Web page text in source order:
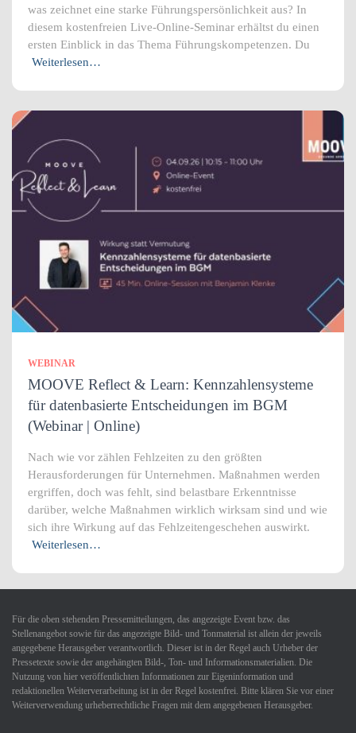
was zeichnet eine starke Führungspersönlichkeit aus? In
diesem kostenfreien Live-Online-Seminar erhältst du einen
ersten Einblick in das Thema Führungskompetenzen. Du
Weiterlesen…
WEBINAR
MOOVE Reflect & Learn: Kennzahlensysteme
für datenbasierte Entscheidungen im BGM
(Webinar | Online)
Nach wie vor zählen Fehlzeiten zu den größten
Herausforderungen für Unternehmen. Maßnahmen werden
ergriffen, doch was fehlt, sind belastbare Erkenntnisse
darüber, welche Maßnahmen wirklich wirksam sind und wie
sich ihre Wirkung auf das Fehlzeitengeschehen auswirkt.
Weiterlesen…
Für die oben stehenden Pressemitteilungen, das angezeigte Event bzw. das
Stellenangebot sowie für das angezeigte Bild- und Tonmaterial ist allein der jeweils
angegebene Herausgeber verantwortlich. Dieser ist in der Regel auch Urheber der
Pressetexte sowie der angehängten Bild-, Ton- und Informationsmaterialien. Die
Nutzung von hier veröffentlichten Informationen zur Eigeninformation und
redaktionellen Weiterverarbeitung ist in der Regel kostenfrei. Bitte klären Sie vor einer
Weiterverwendung urheberrechtliche Fragen mit dem angegebenen Herausgeber.